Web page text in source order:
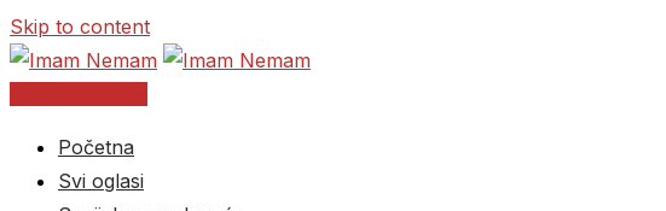
Skip to content
Početna
Svi oglasi